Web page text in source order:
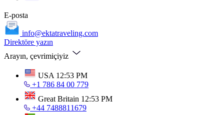
E-posta
info@ektatraveling.com
Direktöre yazın
Arayın, çevrimiçiyiz
USA 12:53 PM
+1 786 84 00 779
Great Britain 12:53 PM
+44 7488811679